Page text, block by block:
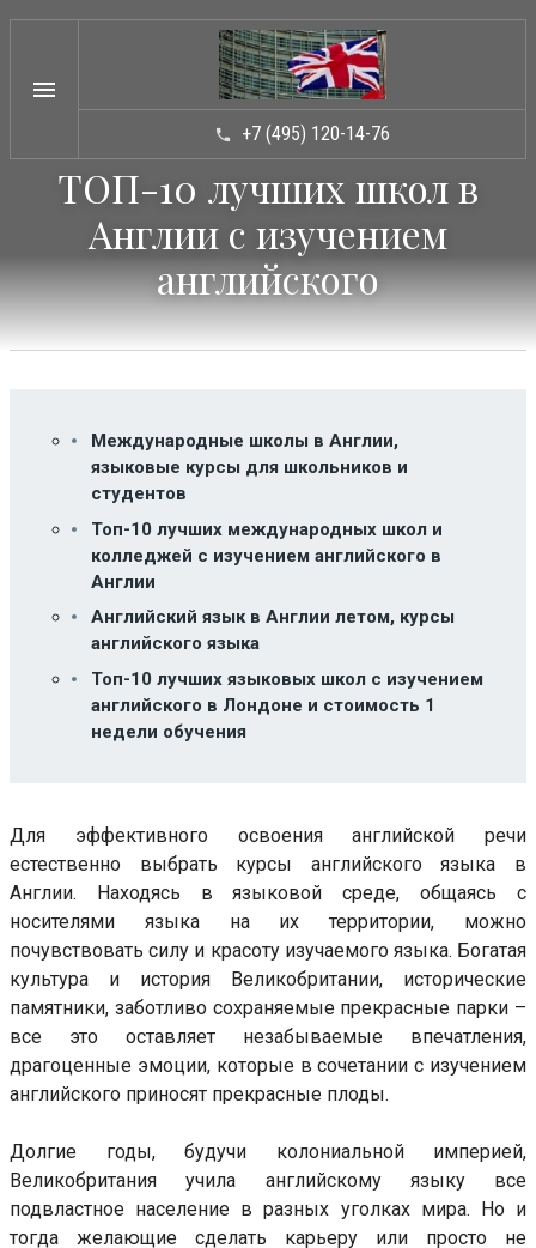
menu
ТИПЫ ШКОЛ arrow_drop_down
КАТАЛОГ ШКОЛarrow_drop_down
УСЛУГИ
НОВОСТИ
КОНТАКТЫ
phone +7 (495) 120-14-76
ТОП-10 лучших школ в
Англии с изучением
английского
Международные школы в Англии,
языковые курсы для школьников и
студентов
Топ-10 лучших международных школ и
колледжей с изучением английского в
Англии
Английский язык в Англии летом, курсы
английского языка
Топ-10 лучших языковых школ с изучением
английского в Лондоне и стоимость 1
недели обучения
Для эффективного освоения английской речи
естественно выбрать курсы английского языка в
Англии. Находясь в языковой среде, общаясь с
носителями языка на их территории, можно
почувствовать силу и красоту изучаемого языка. Богатая
культура и история Великобритании, исторические
памятники, заботливо сохраняемые прекрасные парки –
все это оставляет незабываемые впечатления,
драгоценные эмоции, которые в сочетании с изучением
английского приносят прекрасные плоды.
Долгие годы, будучи колониальной империей,
Великобритания учила английскому языку все
подвластное население в разных уголках мира. Но и
тогда желающие сделать карьеру или просто не